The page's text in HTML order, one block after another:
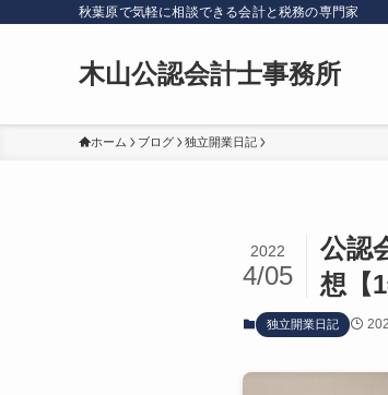
秋葉原で気軽に相談できる会計と税務の専門家
木山公認会計士事務所
ホーム ブログ 独立開業日記
公認
想【
2022
4/05
独立開業日記